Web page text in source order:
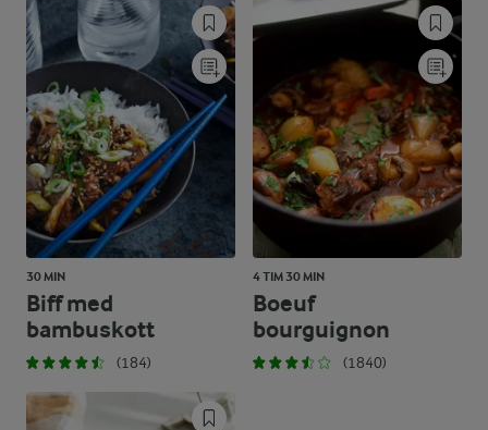
30 MIN
Biff med
bambuskott
(184)
4 TIM 30 MIN
Boeuf
bourguignon
(1840)